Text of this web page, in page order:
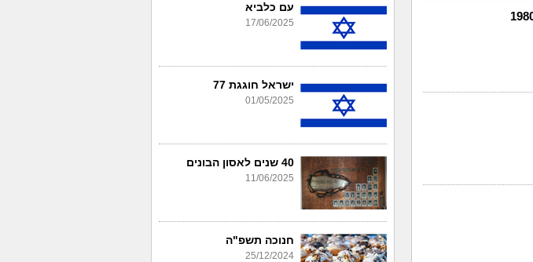
עם כלביא
17/06/2025
ישראל חוגגת 77
01/05/2025
40 שנים לאסון הבונים
11/06/2025
חנוכה תשפ"ה
25/12/2024